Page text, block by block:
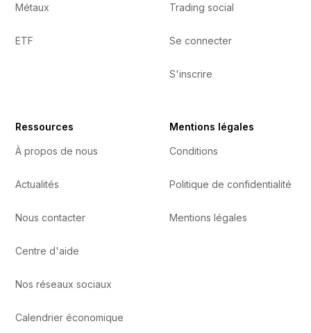
Métaux
ETF
Trading social
Se connecter
S'inscrire
Ressources
À propos de nous
Actualités
Nous contacter
Centre d'aide
Nos réseaux sociaux
Calendrier économique
Mentions légales
Conditions
Politique de confidentialité
Mentions légales